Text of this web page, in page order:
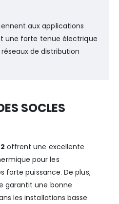
aux applications
une forte tenue électrique
de distribution
SOCLES
offrent une excellente
pour les
forte puissance. De plus,
garantit une bonne
les installations basse